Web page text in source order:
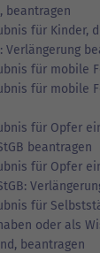
beantragen
für Kinder,
Verlängerung
für mobile
für mobile
für Opfer
beantragen
für Opfer
für
oder als
beantragen